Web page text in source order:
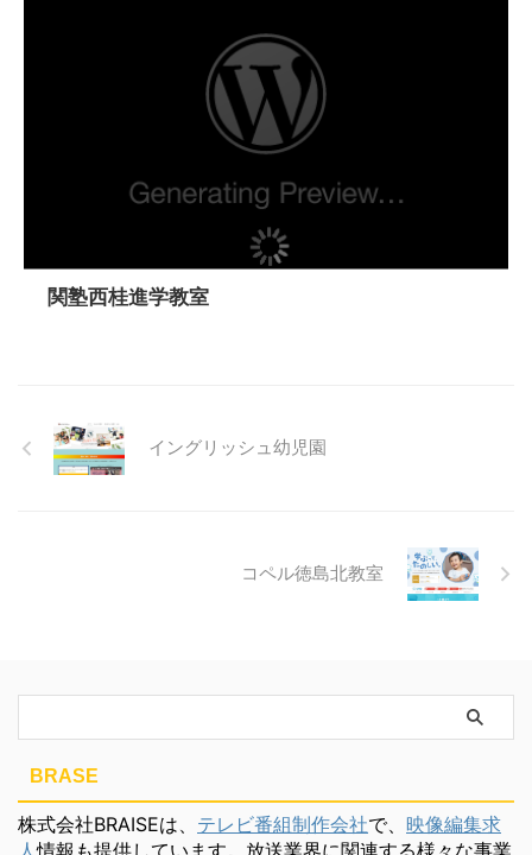
関塾西桂進学教室
イングリッシュ幼児園
コペル徳島北教室
BRASE
株式会社BRAISEは、 テレビ番組制作会社で、 映像編集求
人情報も提供しています。放送業界に関連する様々な事業